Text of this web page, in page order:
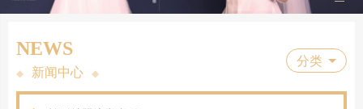
NEWS
◆ 新闻中心 ◆
分类